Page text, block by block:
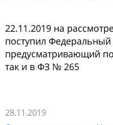
22.11.2019 на
поступил Федеральный
предусматривающий
так и в ФЗ № 265
28.11.2019